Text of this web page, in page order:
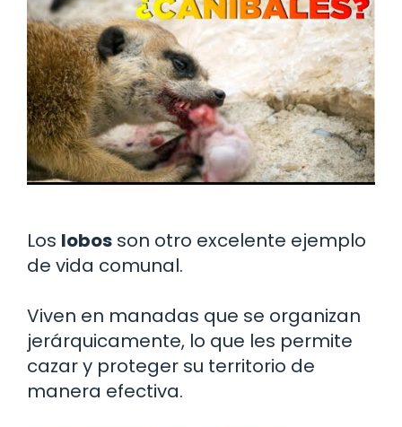
Los lobos son otro excelente ejemplo
de vida comunal.
Viven en manadas que se organizan
jerárquicamente, lo que les permite
cazar y proteger su territorio de
manera efectiva.